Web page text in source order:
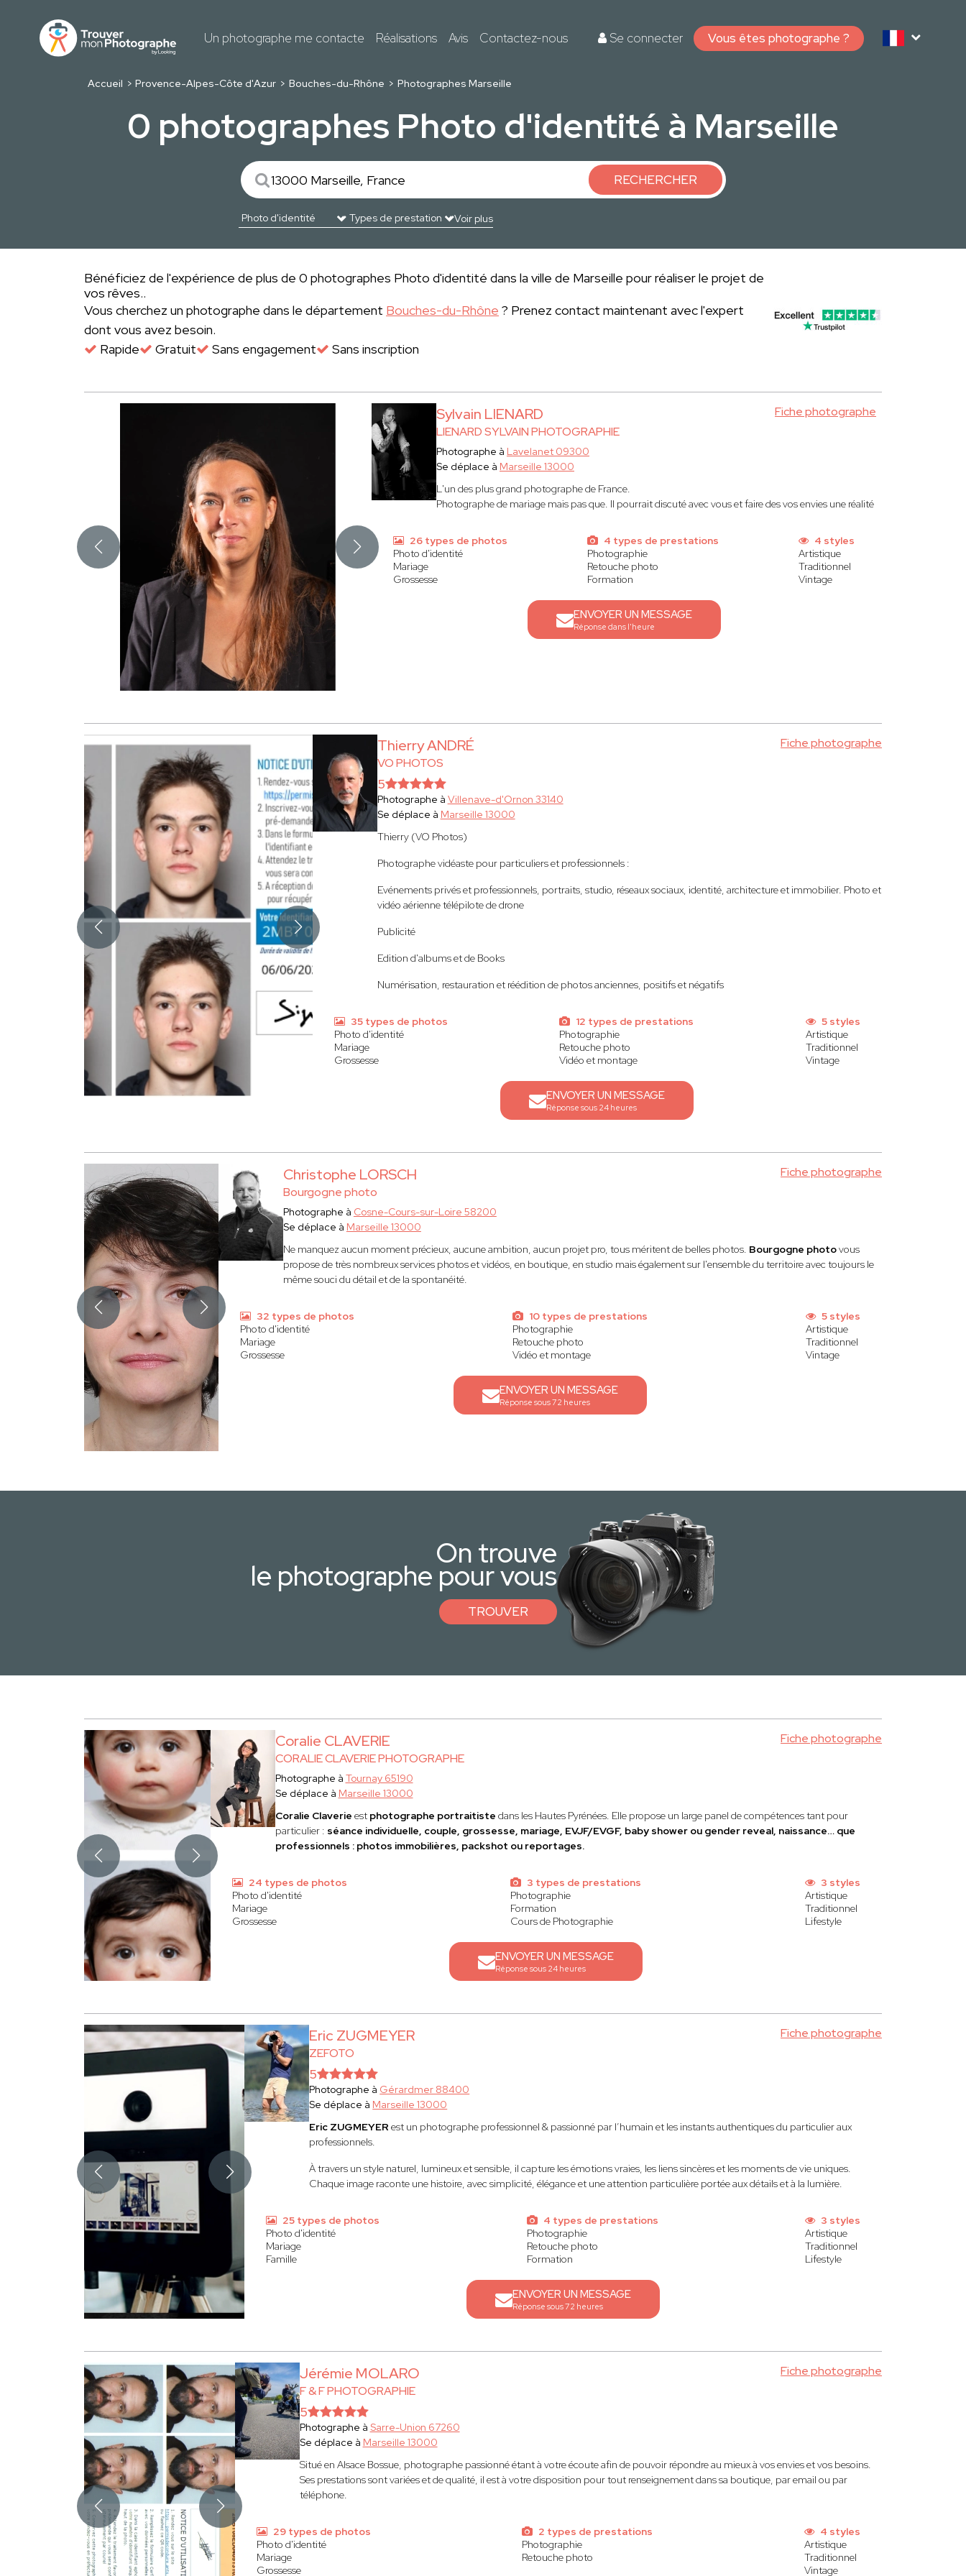
Un photographe me contacte Réalisations Avis Contactez-nous Se connecter Vous êtes photographe ?
Accueil Provence-Alpes-Côte d'Azur Bouches-du-Rhône Photographes Marseille
0 photographes Photo d'identité à Marseille
RECHERCHER
Voir plus
Bénéficiez de l'expérience de plus de 0 photographes Photo d'identité dans la ville de Marseille pour réaliser le projet de
vos rêves..
Vous cherchez un photographe dans le département Bouches-du-Rhône ? Prenez contact maintenant avec l'expert
dont vous avez besoin.
Rapide
Gratuit Sans engagement Sans inscription
Sylvain LIENARD
LIENARD SYLVAIN PHOTOGRAPHIE
Fiche photographe
Photographe à Lavelanet 09300
Se déplace à Marseille 13000
L'un des plus grand photographe de France.
Photographe de mariage mais pas que. Il pourrait discuté avec vous et faire des vos envies une réalité
26 types de photos
Photo d'identité
Mariage
Grossesse
4 types de prestations
Photographie
Retouche photo
Formation
4 styles
Artistique
Traditionnel
Vintage
ENVOYER UN MESSAGE
Réponse dans l'heure
Thierry ANDRÉ
VO PHOTOS
Fiche photographe
5
Photographe à Villenave-d'Ornon 33140
Se déplace à Marseille 13000
Thierry (VO Photos)
Photographe vidéaste pour particuliers et professionnels :
Evénements privés et professionnels, portraits, studio, réseaux sociaux, identité, architecture et immobilier. Photo et
vidéo aérienne télépilote de drone
Publicité
Edition d'albums et de Books
Numérisation, restauration et réédition de photos anciennes, positifs et négatifs
35 types de photos
Photo d'identité
Mariage
Grossesse
12 types de prestations
Photographie
Retouche photo
Vidéo et montage
5 styles
Artistique
Traditionnel
Vintage
ENVOYER UN MESSAGE
Réponse sous 24 heures
Christophe LORSCH
Bourgogne photo
Fiche photographe
Photographe à Cosne-Cours-sur-Loire 58200
Se déplace à Marseille 13000
Ne manquez aucun moment précieux, aucune ambition, aucun projet pro, tous méritent de belles photos. Bourgogne photovous
propose de très nombreux services photos et vidéos, en boutique, en studio mais également sur l'ensemble du territoire avec toujours le
même souci du détail et de la spontanéité.
32 types de photos
Photo d'identité
Mariage
Grossesse
10 types de prestations
Photographie
Retouche photo
Vidéo et montage
5 styles
Artistique
Traditionnel
Vintage
ENVOYER UN MESSAGE
Réponse sous 72 heures
On trouve
le photographe pour vous
TROUVER
Coralie CLAVERIE
CORALIE CLAVERIE PHOTOGRAPHE
Fiche photographe
Photographe à Tournay 65190
Se déplace à Marseille 13000
Coralie Claverie est photographe portraitiste dans les Hautes Pyrénées. Elle propose un large panel de compétences tant pour
particulier : séance individuelle, couple, grossesse, mariage, EVJF/EVGF, baby shower ou gender reveal, naissance… que
professionnels : photos immobilières, packshot ou reportages.
24 types de photos
Photo d'identité
Mariage
Grossesse
3 types de prestations
Photographie
Formation
Cours de Photographie
3 styles
Artistique
Traditionnel
Lifestyle
ENVOYER UN MESSAGE
Réponse sous 24 heures
Eric ZUGMEYER
ZEFOTO
Fiche photographe
5
Photographe à Gérardmer 88400
Se déplace à Marseille 13000
Eric ZUGMEYER est un photographe professionnel & passionné par l’humain et les instants authentiques du particulier aux
professionnels.
À travers un style naturel, lumineux et sensible, il capture les émotions vraies, les liens sincères et les moments de vie uniques.
Chaque image raconte une histoire, avec simplicité, élégance et une attention particulière portée aux détails et à la lumière.
25 types de photos
Photo d'identité
Mariage
Famille
4 types de prestations
Photographie
Retouche photo
Formation
3 styles
Artistique
Traditionnel
Lifestyle
ENVOYER UN MESSAGE
Réponse sous 72 heures
Jérémie MOLARO
F & F PHOTOGRAPHIE
Fiche photographe
5
Photographe à Sarre-Union 67260
Se déplace à Marseille 13000
Situé en Alsace Bossue, photographe passionné étant à votre écoute afin de pouvoir répondre au mieux à vos envies et vos besoins.
Ses prestations sont variées et de qualité, il est à votre disposition pour tout renseignement dans sa boutique, par email ou par
téléphone.
29 types de photos
Photo d'identité
Mariage
Grossesse
2 types de prestations
Photographie
Retouche photo
4 styles
Artistique
Traditionnel
Vintage